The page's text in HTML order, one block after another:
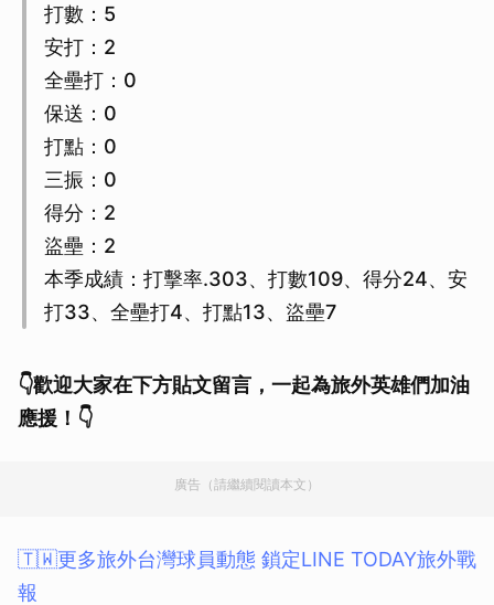
打數：5
安打：2
全壘打：0
保送：0
打點：0
三振：0
得分：2
盜壘：2
本季成績：打擊率.303、打數109、得分24、安
打33、全壘打4、打點13、盜壘7
👇歡迎大家在下方貼文留言，一起為旅外英雄們加油
應援！👇
廣告（請繼續閱讀本文）
🇹🇼更多旅外台灣球員動態 鎖定LINE TODAY旅外戰
報